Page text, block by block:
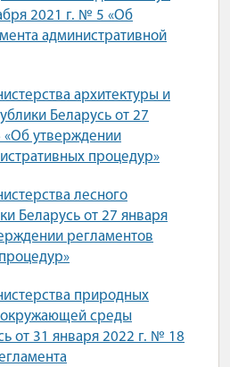
2021 г. № 5 «Об
административной
архитектуры и
Беларусь от 27
«Об утверждении
процедур»
лесного
Беларусь от 27 января
регламентов
природных
среды
от 31 января 2022 г. № 18